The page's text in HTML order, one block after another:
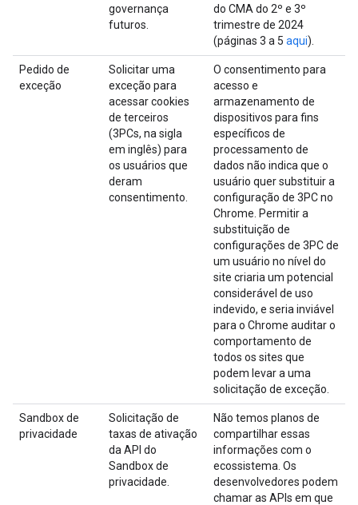
governança
futuros.
do CMA do 2º e 3º
trimestre de 2024
(páginas 3 a 5 aqui).
Pedido de
exceção
Solicitar uma
exceção para
acessar cookies
de terceiros
(3PCs, na sigla
em inglês) para
os usuários que
deram
consentimento.
O consentimento para
acesso e
armazenamento de
dispositivos para fins
específicos de
processamento de
dados não indica que o
usuário quer substituir a
configuração de 3PC no
Chrome. Permitir a
substituição de
configurações de 3PC de
um usuário no nível do
site criaria um potencial
considerável de uso
indevido, e seria inviável
para o Chrome auditar o
comportamento de
todos os sites que
podem levar a uma
solicitação de exceção.
Sandbox de
privacidade
Solicitação de
taxas de ativação
da API do
Sandbox de
privacidade.
Não temos planos de
compartilhar essas
informações com o
ecossistema. Os
desenvolvedores podem
chamar as APIs em que